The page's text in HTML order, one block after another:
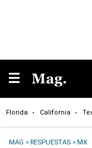
Florida California
MAG >RESPUESTAS >MX